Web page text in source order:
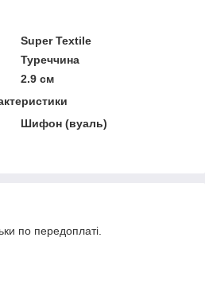
Super Textile
Туреччина
2.9 см
Шифон (вуаль)
по передоплаті.